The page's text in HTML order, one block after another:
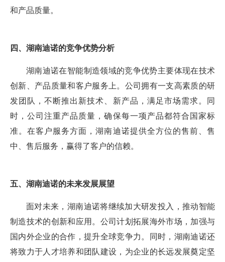
和产品质量。
四、湖南迪诺的竞争优势分析
湖南迪诺在智能制造领域的竞争优势主要体现在技术
创新、产品质量和客户服务上。公司拥有一支高素质的研
发团队，不断推出新技术、新产品，满足市场需求。同
时，公司注重产品质量，确保每一项产品都符合国家标
准。在客户服务方面，湖南迪诺提供全方位的售前、售
中、售后服务，赢得了客户的信赖。
五、湖南迪诺的未来发展展望
面对未来，湖南迪诺将继续加大研发投入，推动智能
制造技术的创新和应用。公司计划拓展海外市场，加强与
国内外企业的合作，提升全球竞争力。同时，湖南迪诺还
将致力于人才培养和团队建设，为企业的长远发展奠定坚